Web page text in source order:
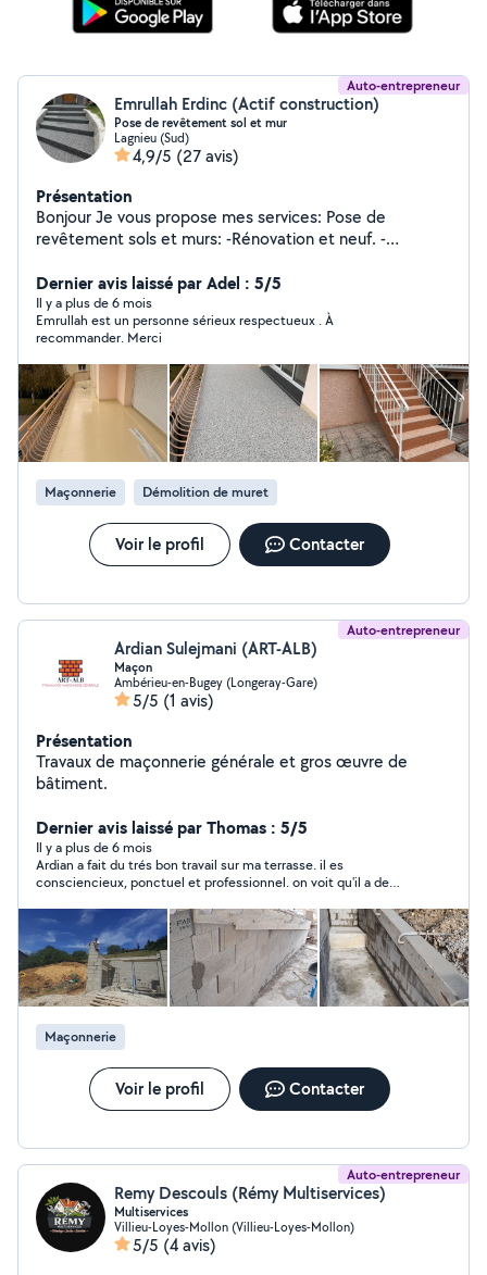
Auto-entrepreneur
Emrullah Erdinc (Actif construction)
Pose de revêtement sol et mur
Lagnieu (Sud)
4,9/5 (27 avis)
Présentation
Bonjour Je vous propose mes services: Pose de
revêtement sols et murs: -Rénovation et neuf. -
traditionnel. -Pose de dalle ( sur plot, sur sable ). -
Parquet. -Carrelage, faïence, douche italienne, pose de
parement. -Je vous propose aussi un revêtement
durable et élégant: résine de marbre drainant pour
terrasse, contour de piscine,allée résistant et anti
dérapant. Pour toute information n'hésitez pas à me
contacter.
Dernier avis laissé par Adel : 5/5
Il y a plus de 6 mois
Emrullah est un personne sérieux respectueux . À
recommander. Merci
Maçonnerie Démolition de muret
Voir le profil Contacter
Auto-entrepreneur
Ardian Sulejmani (ART-ALB)
Maçon
Ambérieu-en-Bugey (Longeray-Gare)
5/5 (1 avis)
Présentation
Travaux de maçonnerie générale et gros œuvre de
bâtiment.
Dernier avis laissé par Thomas : 5/5
Il y a plus de 6 mois
Ardian a fait du trés bon travail sur ma terrasse. il es
consciencieux, ponctuel et professionnel. on voit qu'il a de
recommande vivement.
Maçonnerie
Voir le profil Contacter
Auto-entrepreneur
Remy Descouls (Rémy Multiservices)
Multiservices
Villieu-Loyes-Mollon (Villieu-Loyes-Mollon)
5/5 (4 avis)